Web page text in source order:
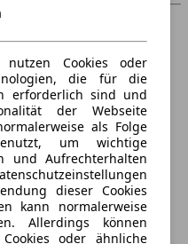
Cookies oder
die für die
erforderlich sind und
der Webseite
als Folge
um wichtige
und Aufrechterhalten
dieser Cookies
kann normalerweise
Allerdings können
oder ähnliche